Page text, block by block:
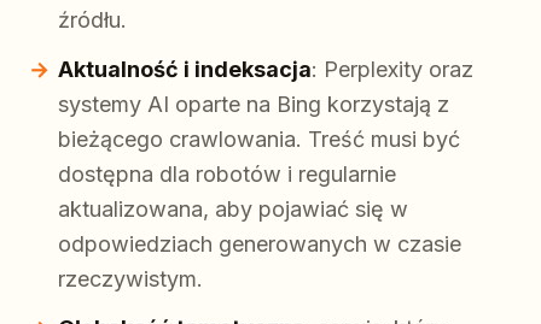
źródłu.
Aktualność i indeksacja: Perplexity oraz
systemy AI oparte na Bing korzystają z
bieżącego crawlowania. Treść musi być
dostępna dla robotów i regularnie
aktualizowana, aby pojawiać się w
odpowiedziach generowanych w czasie
rzeczywistym.